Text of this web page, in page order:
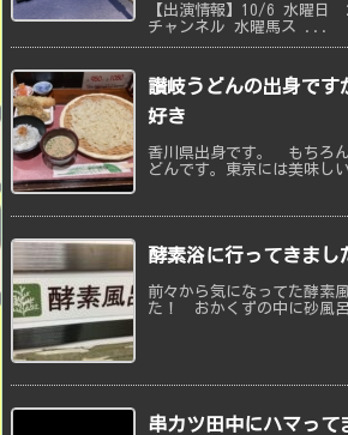
【出演情報】10/6 水曜日
チャンネル 水曜馬ス ...
讃岐うどんの出身です
好き
香川県出身です。 もちろ
どんです。東京には美味し
酵素浴に行ってきまし
前々から気になってた酵素
た！ おかくずの中に砂風
串カツ田中にハマって